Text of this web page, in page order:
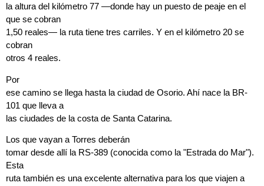
la altura del kilómetro 77 —donde hay un puesto de peaje en el
que se cobran
1,50 reales— la ruta tiene tres carriles. Y en el kilómetro 20 se
cobran
otros 4 reales.
Por
ese camino se llega hasta la ciudad de Osorio. Ahí nace la BR-
101 que lleva a
las ciudades de la costa de Santa Catarina.
Los que vayan a Torres deberán
tomar desde allí la RS-389 (conocida como la "Estrada do Mar").
Esta
ruta también es una excelente alternativa para los que viajen a